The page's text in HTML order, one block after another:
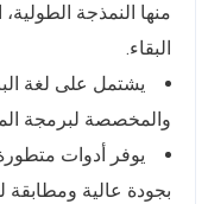
منها النمذجة
البقاء.
والمخصصة لبرمجة
يوفر أدوات
بجودة عالية ومطابقة